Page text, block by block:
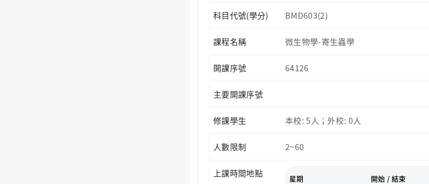
科目代號(學分) BMD603(2)
課程名稱 微生物學-寄生蟲學
開課序號 64126
主要開課序號
修課學生 本校: 5人；外校: 0人
人數限制 2~60
上課時間地點 星期 開始 / 結束